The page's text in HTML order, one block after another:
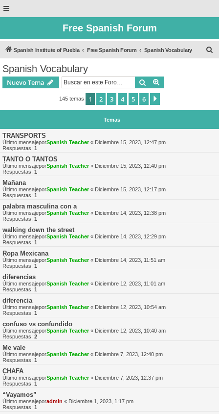
Free Spanish Forum
Spanish Institute of Puebla Free Spanish Forum Spanish Vocabulary
Spanish Vocabulary
Nuevo Tema Buscar
145 temas 1 2 3 4 5 6
Temas
TRANSPORTS
Último mensajeporSpanish Teacher« Diciembre 15, 2023, 12:47 pm
Respuestas: 1
TANTO O TANTOS
Último mensajeporSpanish Teacher« Diciembre 15, 2023, 12:40 pm
Respuestas: 1
Mañana
Último mensajeporSpanish Teacher« Diciembre 15, 2023, 12:17 pm
Respuestas: 1
palabra masculina con a
Último mensajeporSpanish Teacher« Diciembre 14, 2023, 12:38 pm
Respuestas: 1
walking down the street
Último mensajeporSpanish Teacher« Diciembre 14, 2023, 12:29 pm
Respuestas: 1
Ropa Mexicana
Último mensajeporSpanish Teacher« Diciembre 14, 2023, 11:51 am
Respuestas: 1
diferencias
Último mensajeporSpanish Teacher« Diciembre 12, 2023, 11:01 am
Respuestas: 1
diferencia
Último mensajeporSpanish Teacher« Diciembre 12, 2023, 10:54 am
Respuestas: 1
confuso vs confundido
Último mensajeporSpanish Teacher« Diciembre 12, 2023, 10:40 am
Respuestas: 2
Me vale
Último mensajeporSpanish Teacher« Diciembre 7, 2023, 12:40 pm
Respuestas: 1
CHAFA
Último mensajeporSpanish Teacher« Diciembre 7, 2023, 12:37 pm
Respuestas: 1
“Vayamos”
Último mensajeporadmin « Diciembre 1, 2023, 1:17 pm
Respuestas: 1